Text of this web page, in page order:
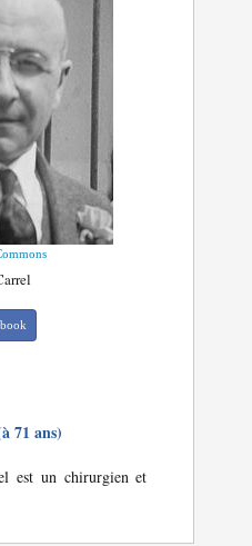
71 ans)
est un chirurgien et